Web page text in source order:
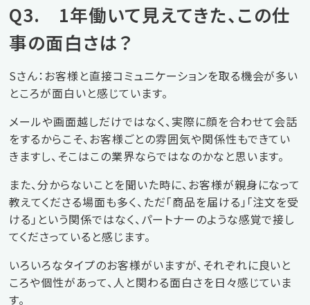
Q3. 1年働いて見えてきた、この仕
事の面白さは？
Sさん：お客様と直接コミュニケーションを取る機会が多い
ところが面白いと感じています。
メールや画面越しだけではなく、実際に顔を合わせて会話
をするからこそ、お客様ごとの雰囲気や関係性もできてい
きますし、そこはこの業界ならではなのかなと思います。
また、分からないことを聞いた時に、お客様が親身になって
教えてくださる場面も多く、ただ「商品を届ける」「注文を受
ける」という関係ではなく、パートナーのような感覚で接し
てくださっていると感じます。
いろいろなタイプのお客様がいますが、それぞれに良いと
ころや個性があって、人と関わる面白さを日々感じていま
す。